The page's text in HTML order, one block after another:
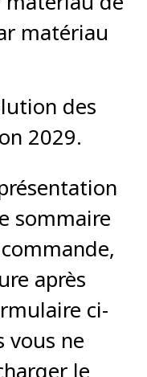
matériau
des
2029.
sommaire
après
ci-
vous ne
le